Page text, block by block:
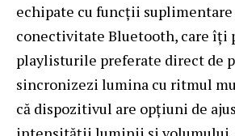
echipate cu funcții suplimentare
conectivitate Bluetooth, care îți
playlisturile preferate direct de
sincronizezi lumina cu ritmul
că dispozitivul are opțiuni de